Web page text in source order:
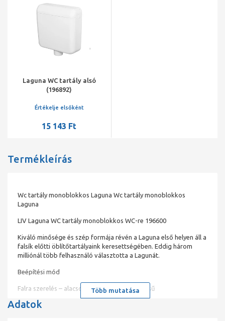
Laguna WC tartály alsó
(196892)
Értékelje elsőként
15 143 Ft
Termékleírás
Wc tartály monoblokkos Laguna Wc tartály monoblokkos
Laguna
LIV Laguna WC tartály monoblokkos WC-re 196600
Kiváló minősége és szép formája révén a Laguna első helyen áll a
falsík előtti öblítőtartályaink keresettségében. Eddig három
milliónál több felhasználó választotta a Lagunát.
Beépítési mód
Falra szerelés – alacsony vagy magas szerelésű
Termékjellemzők
Több mutatása
Adatok